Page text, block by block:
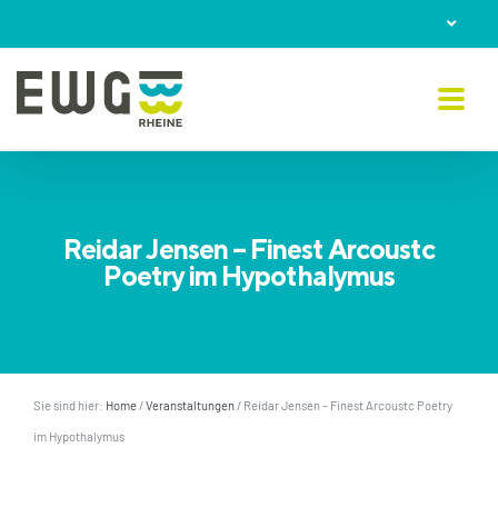
to
content
Reidar Jensen – Finest Arcoustc
Poetry im Hypothalymus
Sie sind hier: Home/Veranstaltungen/ Reidar Jensen – Finest Arcoustc Poetry
im Hypothalymus